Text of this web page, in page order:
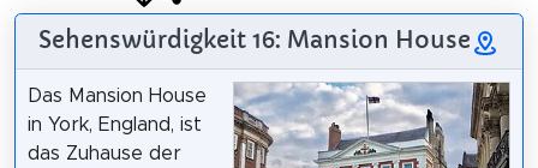
Sehenswürdigkeit 16: Mansion House
Das Mansion House
in York, England, ist
das Zuhause der